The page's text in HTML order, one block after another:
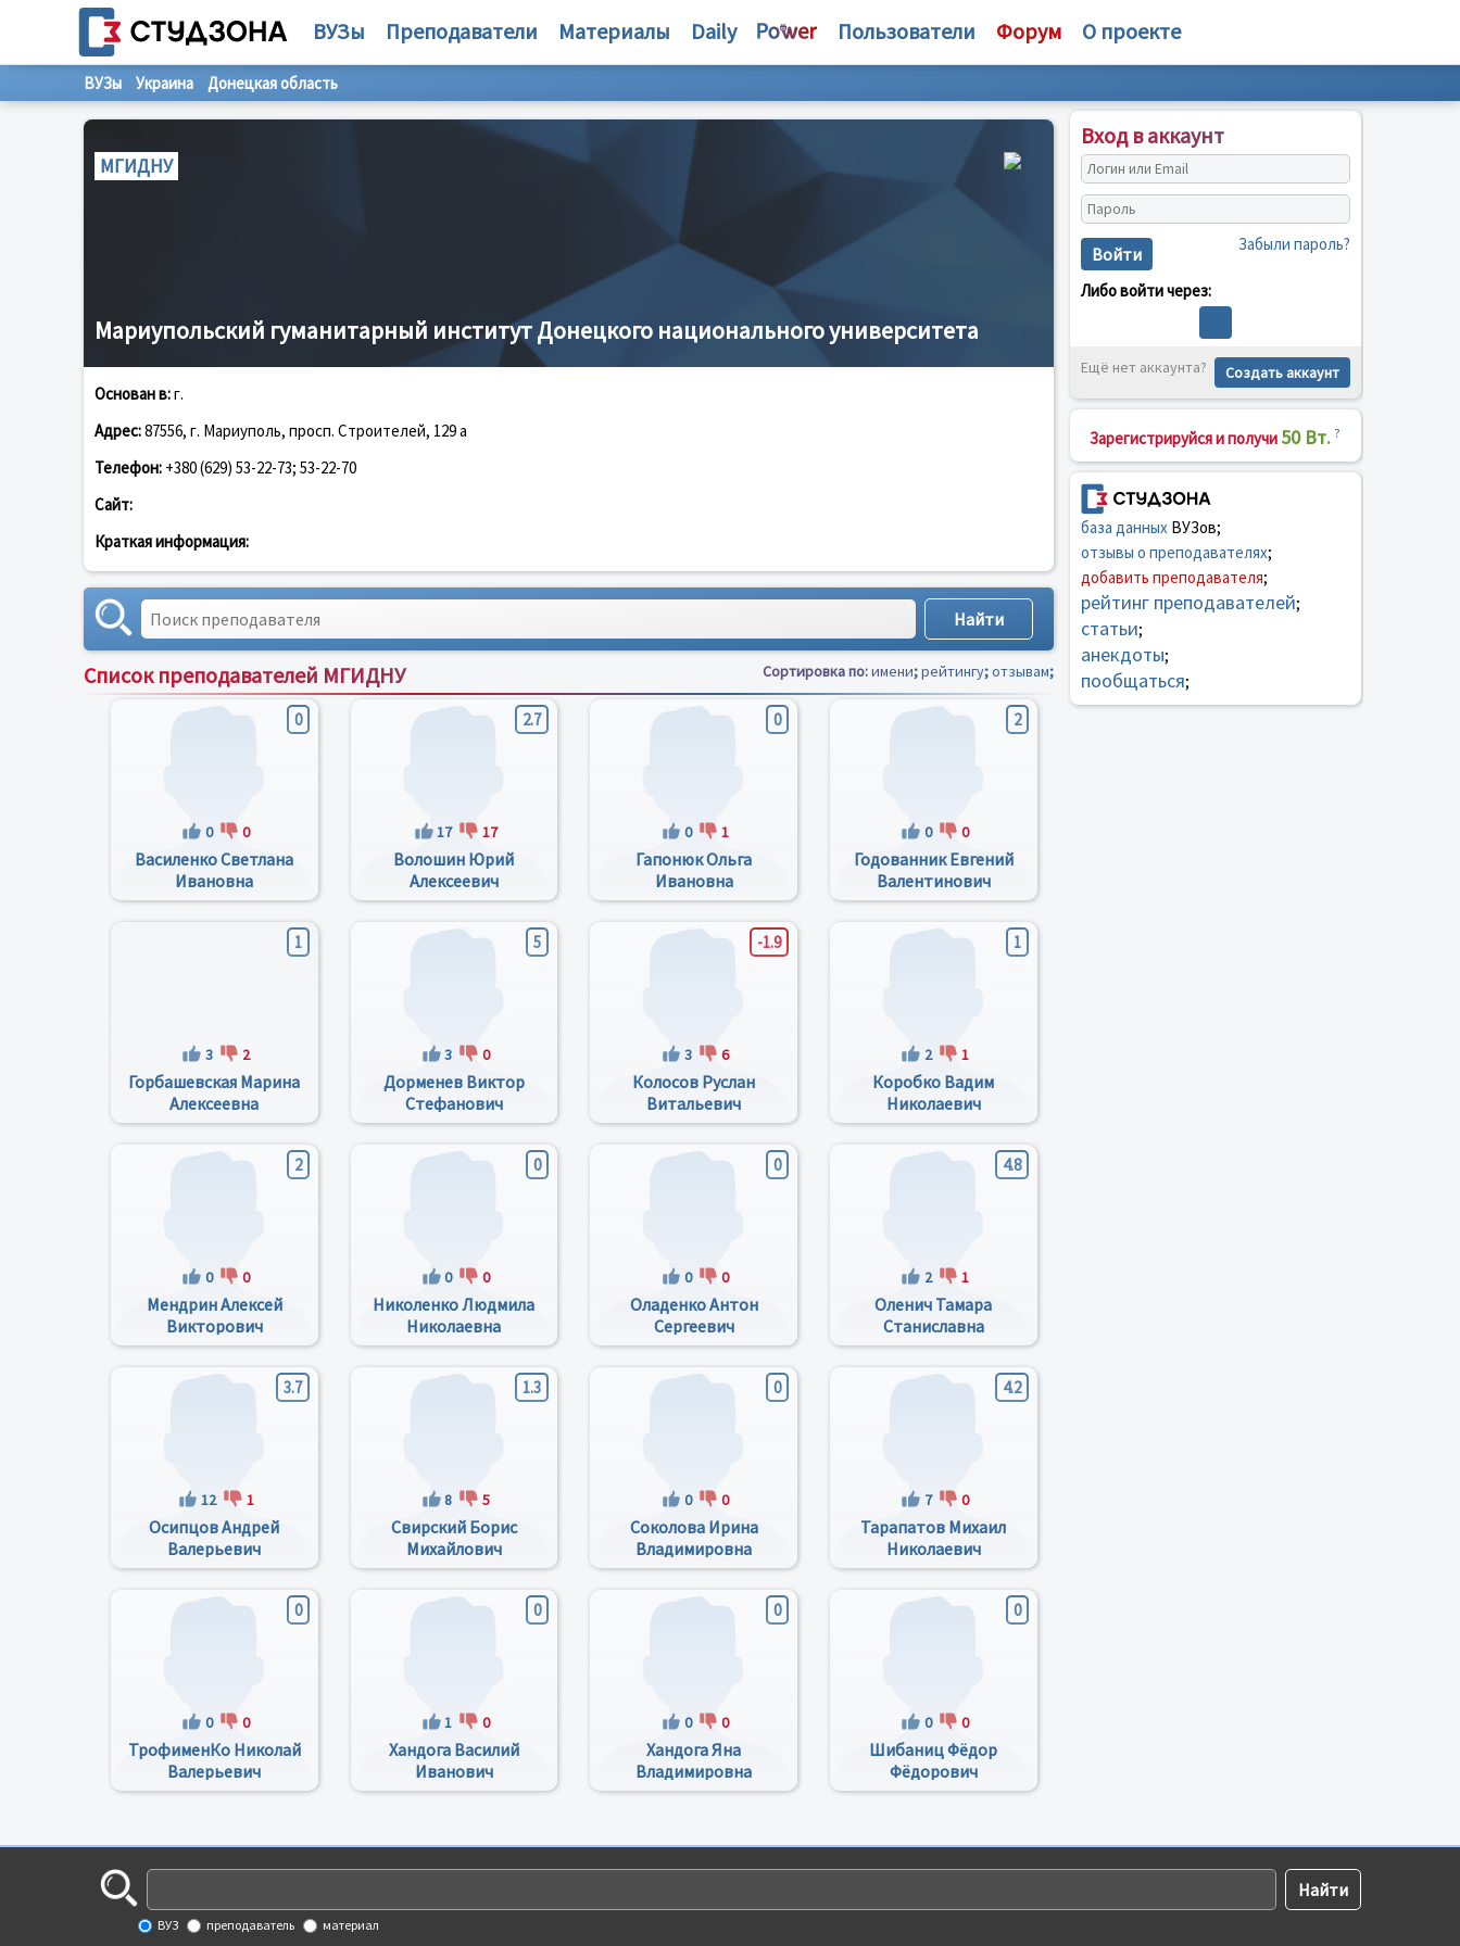
ВУЗы Преподаватели Материалы Daily Пользователи Форум О проекте
ВУЗы Украина Донецкая область
МГИДНУ
Мариупольский гуманитарный институт Донецкого национального университета
Основан в:г.
Адрес:87556, г. Мариуполь, просп. Строителей, 129 а
Телефон: +380 (629) 53-22-73; 53-22-70
Сайт:
Краткая информация:
Список преподавателей МГИДНУ Сортировка по:имени;рейтингу;отзывам;
0
0 0
Василенко Светлана
Ивановна
2.7
17 17
Волошин Юрий
Алексеевич
0
0 1
Гапонюк Ольга
Ивановна
2
0 0
Годованник Евгений
Валентинович
1
3 2
Горбашевская Марина
Алексеевна
5
3 0
Дорменев Виктор
Стефанович
-1.9
3 6
Колосов Руслан
Витальевич
1
2 1
Коробко Вадим
Николаевич
2
0 0
Мендрин Алексей
Викторович
0
0 0
Николенко Людмила
Николаевна
0
0 0
Оладенко Антон
Сергеевич
4.8
2 1
Оленич Тамара
Станиславна
3.7
12 1
Осипцов Андрей
Валерьевич
1.3
8 5
Свирский Борис
Михайлович
0
0 0
Соколова Ирина
Владимировна
4.2
7 0
Тарапатов Михаил
Николаевич
0
0 0
ТрофименКо Николай
Валерьевич
0
1 0
Хандога Василий
Иванович
0
0 0
Хандога Яна
Владимировна
0
0 0
Шибаниц Фёдор
Фёдорович
Вход в аккаунт
Войти Забыли пароль?
Либо войти через:
Ещё нет аккаунта? Создать аккаунт
Зарегистрируйся и получи 50 Вт. ?
база данныхВУЗов;
отзывы о преподавателях;
добавить преподавателя;
рейтинг преподавателей;
статьи;
анекдоты;
пообщаться;
ВУЗ преподаватель материал